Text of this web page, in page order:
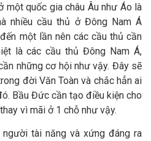
một quốc gia châu Âu như Áo là
nhiều cầu thủ ở Đông Nam Á
một lần nên các cầu thủ cần
là các cầu thủ Đông Nam Á,
những cơ hội như vậy. Đây sẽ
đời Văn Toàn và chắc hẳn ai
Bầu Đức cần tạo điều kiện cho
vì mãi ở 1 chỗ như vậy.
tài năng và xứng đáng ra